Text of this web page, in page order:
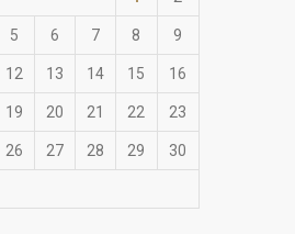
5 6 7 8 9
12 13 14 15 16
19 20 21 22 23
26 27 28 29 30